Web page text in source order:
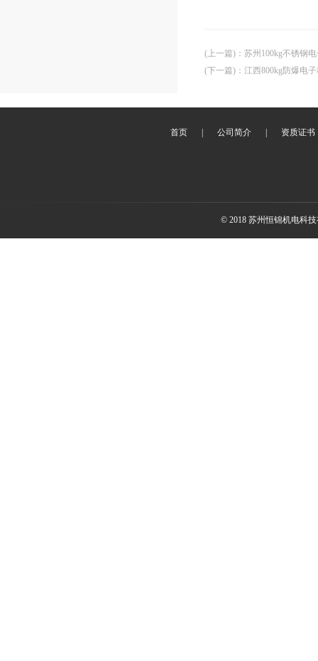
(上一篇) ： 苏州100kg不锈钢
(下一篇) ： 江西800kg防爆电
首页 公司简介 资质证书
© 2018 苏州恒锦机电科